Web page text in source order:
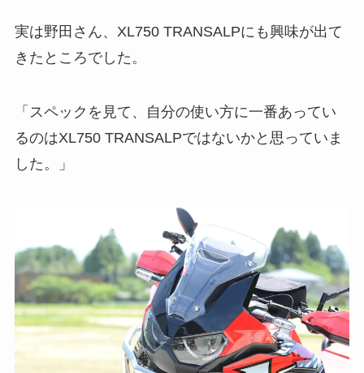
実は野田さん、XL750 TRANSALPにも興味が出て
きたところでした。
「スペックを見て、自分の使い方に一番あってい
るのはXL750 TRANSALPではないかと思っていま
した。」